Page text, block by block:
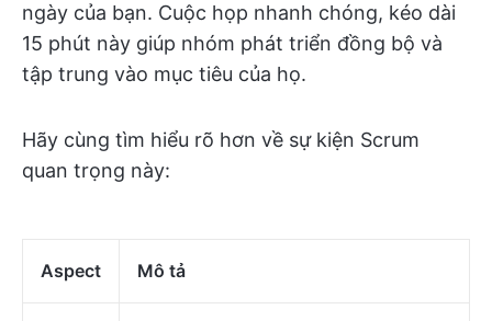
ngày của bạn. Cuộc họp nhanh chóng, kéo dài
15 phút này giúp nhóm phát triển đồng bộ và
tập trung vào mục tiêu của họ.
Hãy cùng tìm hiểu rõ hơn về sự kiện Scrum
quan trọng này:
Aspect Mô tả